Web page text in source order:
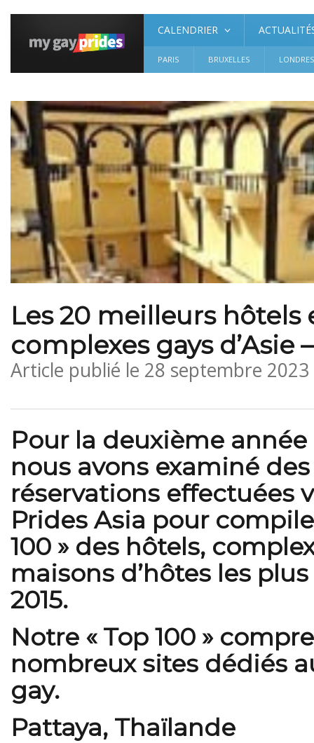
CALENDRIER
PARIS BRUXELLES LONDRES
Les 20 meilleurs hôtels
complexes gays d’Asie
Article publié le 28 septembre
Pour la deuxième
nous avons examiné
réservations effectuées
Prides Asia pour
100 » des hôtels,
maisons d’hôtes les
2015.
Notre « Top 100 »
nombreux sites dédiés
gay.
Pattaya, Thaïlande